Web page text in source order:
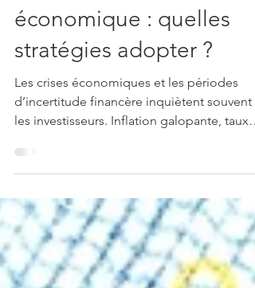
Investir en période
d’incertitude
économique : quelles
stratégies adopter ?
Les crises économiques et les périodes
d'intérêt...